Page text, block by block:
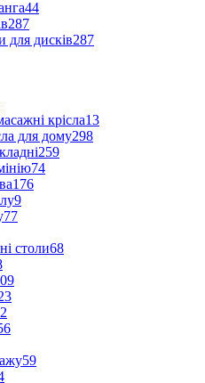
44
287
для дисків287
крісла13
для дому298
259
74
176
9
77
столи68
59